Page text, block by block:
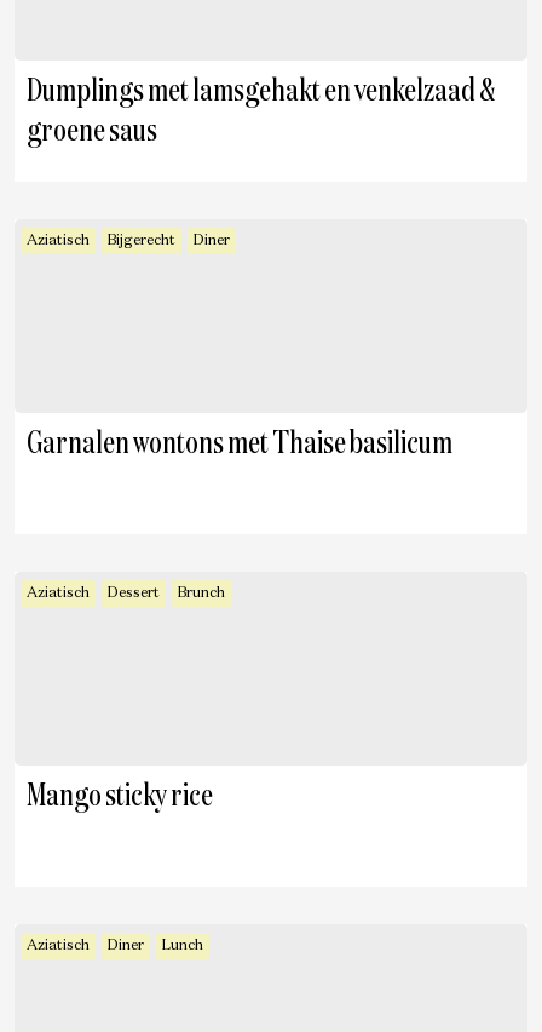
Dumplings met lamsgehakt en venkelzaad &
groene saus
Aziatisch Bijgerecht Diner
Garnalen wontons met Thaise basilicum
Aziatisch Dessert Brunch
Mango sticky rice
Aziatisch Diner Lunch